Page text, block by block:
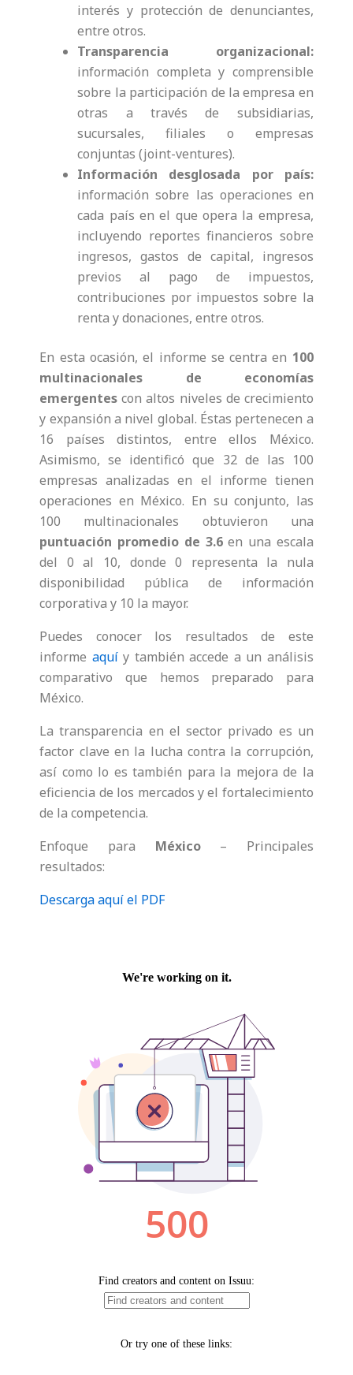
interés y protección de denunciantes,
entre otros.
Transparencia organizacional:
información completa y comprensible
sobre la participación de la empresa en
otras a través de subsidiarias,
sucursales, filiales o empresas
conjuntas (joint-ventures).
Información desglosada por país:
información sobre las operaciones en
cada país en el que opera la empresa,
incluyendo reportes financieros sobre
ingresos, gastos de capital, ingresos
previos al pago de impuestos,
contribuciones por impuestos sobre la
renta y donaciones, entre otros.
En esta ocasión, el informe se centra en 100
multinacionales de economías
emergentes con altos niveles de crecimiento
y expansión a nivel global. Éstas pertenecen a
16 países distintos, entre ellos México.
Asimismo, se identificó que 32 de las 100
empresas analizadas en el informe tienen
operaciones en México. En su conjunto, las
100 multinacionales obtuvieron una
puntuación promedio de 3.6en una escala
del 0 al 10, donde 0 representa la nula
disponibilidad pública de información
corporativa y 10 la mayor.
Puedes conocer los resultados de este
informe aquíy también accede a un análisis
comparativo que hemos preparado para
México.
La transparencia en el sector privado es un
factor clave en la lucha contra la corrupción,
así como lo es también para la mejora de la
eficiencia de los mercados y el fortalecimiento
de la competencia.
Enfoque para México– Principales
resultados:
Descarga aquí el PDF